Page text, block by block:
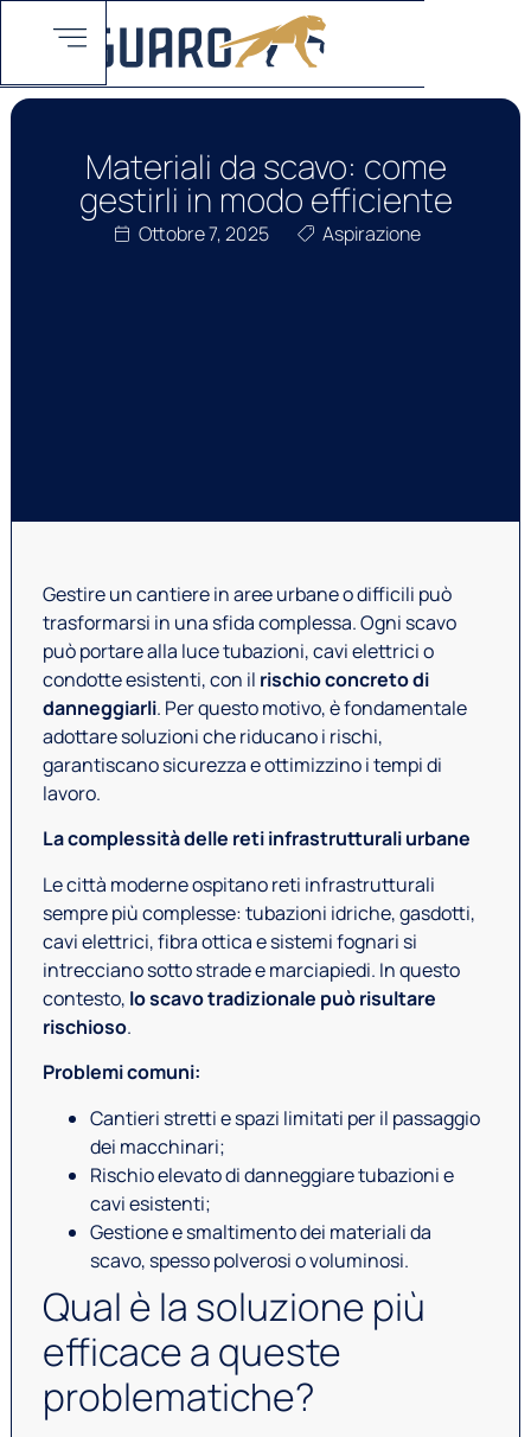
Materiali da scavo: come
gestirli in modo efficiente
Ottobre 7, 2025 Aspirazione
Gestire un cantiere in aree urbane o difficili può
trasformarsi in una sfida complessa. Ogni scavo
può portare alla luce tubazioni, cavi elettrici o
condotte esistenti, con il rischio concreto di
danneggiarli. Per questo motivo, è fondamentale
adottare soluzioni che riducano i rischi,
garantiscano sicurezza e ottimizzino i tempi di
lavoro.
La complessità delle reti infrastrutturali urbane
Le città moderne ospitano reti infrastrutturali
sempre più complesse: tubazioni idriche, gasdotti,
cavi elettrici, fibra ottica e sistemi fognari si
intrecciano sotto strade e marciapiedi. In questo
contesto, lo scavo tradizionale può risultare
rischioso.
Problemi comuni:
Cantieri stretti e spazi limitati per il passaggio
dei macchinari;
Rischio elevato di danneggiare tubazioni e
cavi esistenti;
Gestione e smaltimento dei materiali da
scavo, spesso polverosi o voluminosi.
Qual è la soluzione più
efficace a queste
problematiche?